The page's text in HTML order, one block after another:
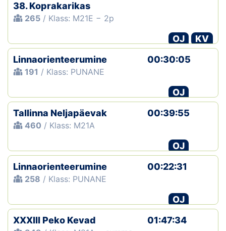
Suletud maastikud
Ajalugu
38. Koprakarikas
265 / Klass: M21E − 2p
OJ
KV
Linnaorienteerumine
191 / Klass: PUNANE
00:30:05
OJ
Tallinna Neljapäevak
460 / Klass: M21A
00:39:55
OJ
Linnaorienteerumine
258 / Klass: PUNANE
00:22:31
OJ
XXXIII Peko Kevad
01:47:34